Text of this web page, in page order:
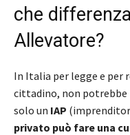
che
Allevatore?
In Italia per legge e per
cittadino, non potrebbe
solo un IAP
privato può fare una